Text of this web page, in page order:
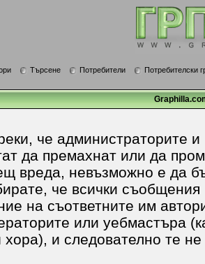
Търсене Потребители
Потребителски
че администраторите
да премахнат или да
вреда, невъзможно е да
че всички
на съответните им
или уебмастъра
хора), и следователно те не